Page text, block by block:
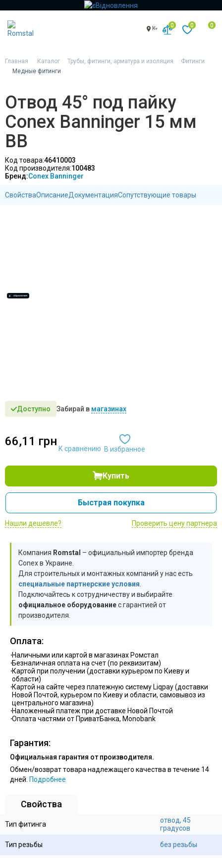
Киев 0 0 0
Главная Каталог Трубы, фитинги, арматура и изоляция
Фитинги
Медные фитинги
Отвод 45° под пайку
Conex Banninger 15 мм
ВВ
Код товара:46410003
Код производителя:100483
Бренд:Conex Banninger
СвойстваОписаниеДокументацияСопутствующие товары
Доступно Забирай в магазинах
шт
шт
шт
шт
шт
шт
шт
шт
шт
66,11 грн
К сравнению В избранное
Купить
Быстрая покупка
Нашли дешевле? Проверить цену партнера
Компания Romstal – официальный импортер бренда
Conex в Украине.
Для строительных и монтажных компаний у нас есть
специальные партнерские условия
Подключайтесь к сотрудничеству и выбирайте
официальное оборудованиес гарантией от
производителя.
Оплата:
Наличными или картой в магазинах Ромстал
Безналичная оплата на счет (по реквизитам)
Картой при получении (доставки курьером по Киеву и
области)
Картой на сайте через платежную систему Liqpay (доставки
Новой Почтой, курьером по Киеву и области, самовывоз из
центрального магазина)
Наложенный платеж при доставке Новой Почтой
Оплата частями от ПриватБанка, Monobank
Гарантия:
Официальная гарантия от производителя.
Обмен/возврат товара надлежащего качества в течение 14
дней. Подробнее
Свойства
Тип фитинга
отвод, 45
градусов
Тип резьбы без резьбы